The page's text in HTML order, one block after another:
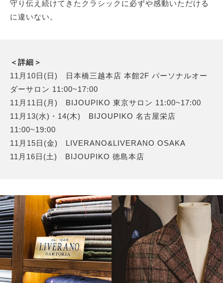
守り伝え続けてきたクラシックに必ずや感動いただける
に違いない。
＜詳細＞
11月10日(日) 日本橋三越本店 本館2F パーソナルオー
ダーサロン 11:00~17:00
11月11日(月) BIJOUPIKO 東京サロン 11:00~17:00
11月13(水)・14(木) BIJOUPIKO 名古屋栄店
11:00~19:00
11月15日(金) LIVERANO&LIVERANO OSAKA
11月16日(土) BIJOUPIKO 徳島本店